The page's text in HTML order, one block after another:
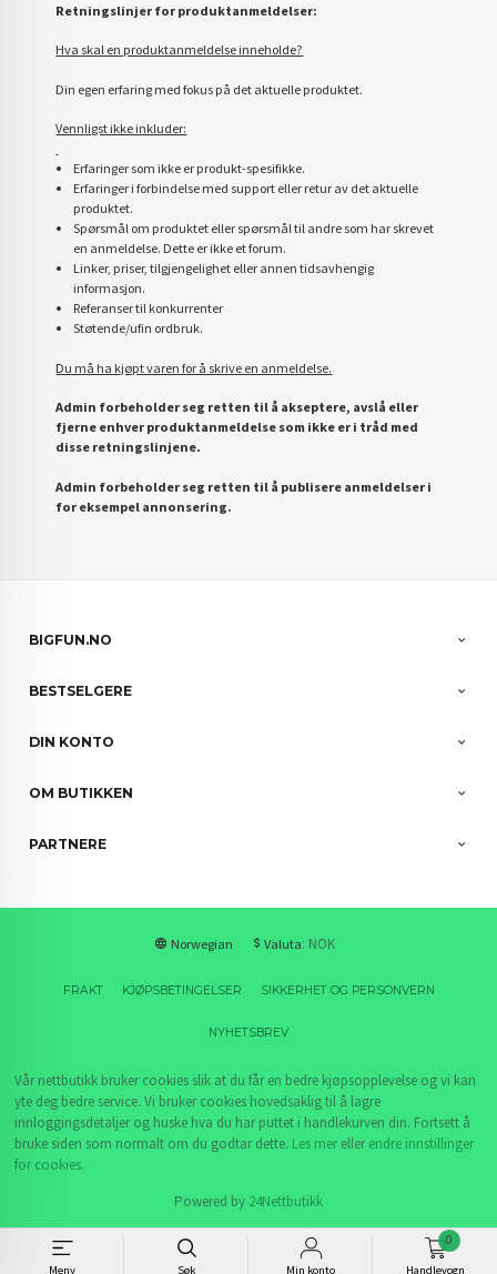
Meny Søk Min konto Handlevogn
0
Retningslinjer for produktanmeldelser:
Hva skal en produktanmeldelse inneholde?
Din egen erfaring med fokus på det aktuelle produktet.
Vennligst ikke inkluder:
Erfaringer som ikke er produkt-spesifikke.
Erfaringer i forbindelse med support eller retur av det aktuelle
produktet.
Spørsmål om produktet eller spørsmål til andre som har skrevet
en anmeldelse. Dette er ikke et forum.
Linker, priser, tilgjengelighet eller annen tidsavhengig
informasjon.
Referanser til konkurrenter
Støtende/ufin ordbruk.
Du må ha kjøpt varen for å skrive en anmeldelse.
Admin forbeholder seg retten til å akseptere, avslå eller
fjerne enhver produktanmeldelse som ikke er i tråd med
disse retningslinjene.
Admin forbeholder seg retten til å publisere anmeldelser i
for eksempel annonsering.
BIGFUN.NO
BESTSELGERE
DIN KONTO
OM BUTIKKEN
PARTNERE
Norwegian Valuta: NOK
FRAKT KJØPSBETINGELSER SIKKERHET OG PERSONVERN
NYHETSBREV
Vår nettbutikk bruker cookies slik at du får en bedre kjøpsopplevelse og vi kan
yte deg bedre service. Vi bruker cookies hovedsaklig til å lagre
innloggingsdetaljer og huske hva du har puttet i handlekurven din. Fortsett å
bruke siden som normalt om du godtar dette. Les merellerendre innstillinger
for cookies.
Powered by 24Nettbutikk